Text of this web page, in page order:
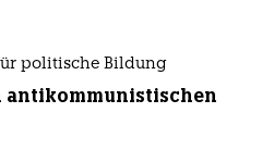
politische Bildung
antikommunistischen